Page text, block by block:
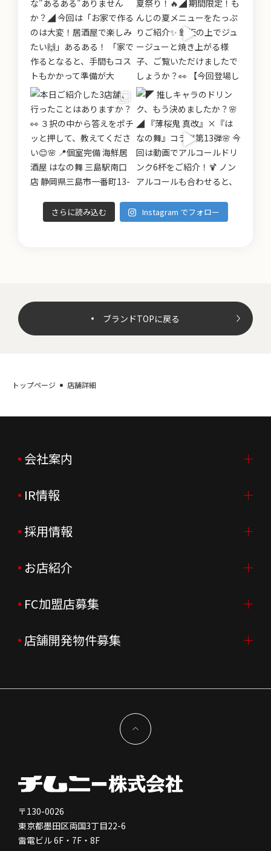
さらに読み込む Instagram でフォロー
ブランドTOPに戻る
トップページ 店舗詳細
会社案内
会社案内TOP
ご挨拶
会社概要
会社沿革
企業理念
新型コロナウイルス対応
IR情報
IR情報TOP
ニュースリリース
月次売上
決算資料
コーポレートガバナンス
免責事項
株価情報
採用情報
採用情報TOP
新卒採用
中途採用
会社を知る
人を知る
はたらく環境
お店紹介
店舗を探す・予約する
よくあるご質問
FC加盟店募集
FC加盟店募集TOP
独立支援について
FC加盟店お問合せ
店舗開発物件募集
〒130-0026
東京都墨田区両国3丁目22-6
雷電ビル 6F・7F・8F